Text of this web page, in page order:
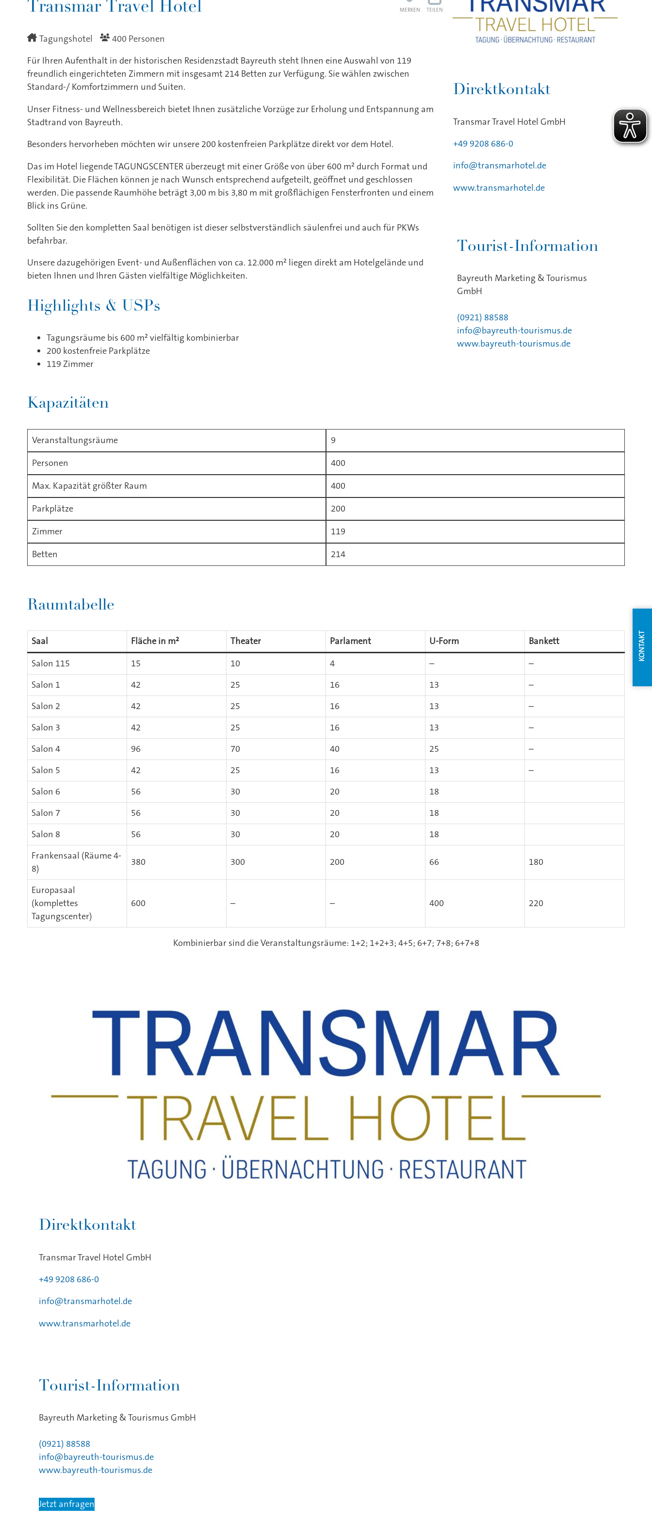
Transmar Travel Hotel
Tagungshotel 400 Personen
MERKEN TEILEN
Für Ihren Aufenthalt in der historischen Residenzstadt Bayreuth steht Ihnen eine Auswahl von 119
freundlich eingerichteten Zimmern mit insgesamt 214 Betten zur Verfügung. Sie wählen zwischen
Standard-/ Komfortzimmern und Suiten.
Unser Fitness- und Wellnessbereich bietet Ihnen zusätzliche Vorzüge zur Erholung und Entspannung am
Stadtrand von Bayreuth.
Besonders hervorheben möchten wir unsere 200 kostenfreien Parkplätze direkt vor dem Hotel.
Das im Hotel liegende TAGUNGSCENTER überzeugt mit einer Größe von über 600 m² durch Format und
Flexibilität. Die Flächen können je nach Wunsch entsprechend aufgeteilt, geöffnet und geschlossen
werden. Die passende Raumhöhe beträgt 3,00 m bis 3,80 m mit großflächigen Fensterfronten und einem
Blick ins Grüne.
Sollten Sie den kompletten Saal benötigen ist dieser selbstverständlich säulenfrei und auch für PKWs
befahrbar.
Unsere dazugehörigen Event- und Außenflächen von ca. 12.000 m² liegen direkt am Hotelgelände und
bieten Ihnen und Ihren Gästen vielfältige Möglichkeiten.
Highlights & USPs
Tagungsräume bis 600 m² vielfältig kombinierbar
200 kostenfreie Parkplätze
119 Zimmer
Direktkontakt
Transmar Travel Hotel GmbH
+49 9208 686-0
info@transmarhotel.de
www.transmarhotel.de
Tourist-Information
Bayreuth Marketing & Tourismus
GmbH
(0921) 88588
info@bayreuth-tourismus.de
www.bayreuth-tourismus.de
Kapazitäten
Veranstaltungsräume
9
Personen
400
Max. Kapazität größter Raum
400
Parkplätze
200
Zimmer
119
Betten
214
Raumtabelle
Saal Fläche in m² Theater Parlament U-Form
Bankett
Salon 115
15 10 4 –
–
Salon 1
42 25 16 13
–
Salon 2
42 25 16 13
–
Salon 3
42 25 16 13
–
Salon 4
96 70 40 25
–
Salon 5
42 25 16 13
–
Salon 6
56 30 20
18
Salon 7
56 30 20
18
Salon 8
56 30 20
18
Frankensaal (Räume 4-
8)
380 300 200 66 180
Europasaal
(komplettes
Tagungscenter)
600 – – 400 220
Kombinierbar sind die Veranstaltungsräume: 1+2; 1+2+3; 4+5; 6+7; 7+8; 6+7+8
Direktkontakt
Transmar Travel Hotel GmbH
+49 9208 686-0
info@transmarhotel.de
www.transmarhotel.de
Tourist-Information
Bayreuth Marketing & Tourismus GmbH
(0921) 88588
info@bayreuth-tourismus.de
www.bayreuth-tourismus.de
Jetzt anfragen
KONTAKT